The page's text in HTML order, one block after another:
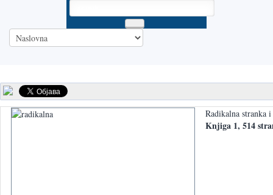
Radikalna stranka
Knjiga 1, 514